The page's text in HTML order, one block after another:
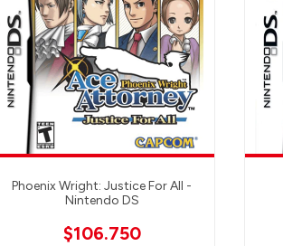
Phoenix Wright: Justice For All -
Nintendo DS
$106.750